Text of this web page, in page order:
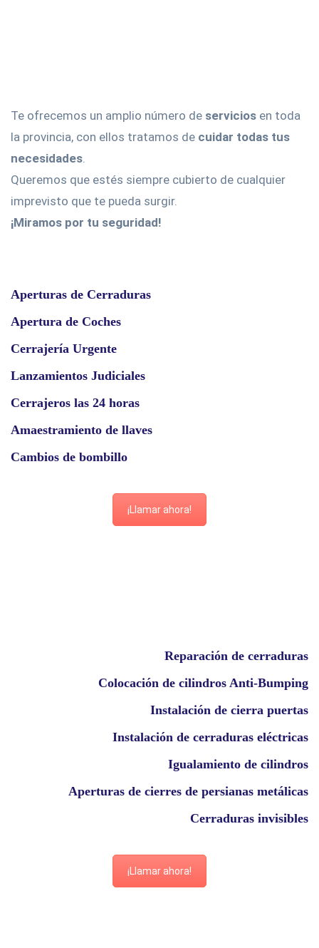
Te ofrecemos un amplio número de servicios en toda
la provincia, con ellos tratamos de cuidar todas tus
necesidades
Queremos que estés siempre cubierto de cualquier
imprevisto que te pueda surgir.
¡Miramos por tu seguridad!
Aperturas de Cerraduras
Apertura de Coches
Cerrajería Urgente
Lanzamientos Judiciales
Cerrajeros las 24 horas
Amaestramiento de llaves
Cambios de bombillo
¡Llamar ahora!
Reparación de cerraduras
Colocación de cilindros Anti-Bumping
Instalación de cierra puertas
Instalación de cerraduras eléctricas
Igualamiento de cilindros
Aperturas de cierres de persianas metálicas
Cerraduras invisibles
¡Llamar ahora!